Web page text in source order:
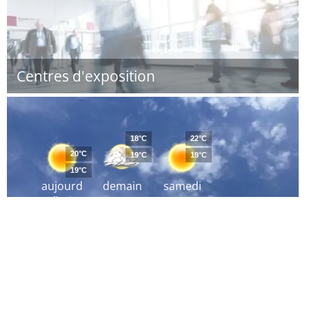
Centres d'exposition
aujourd
´hui
20°C
19°C
demain
18°C
19°C
samedi
22°C
19°C